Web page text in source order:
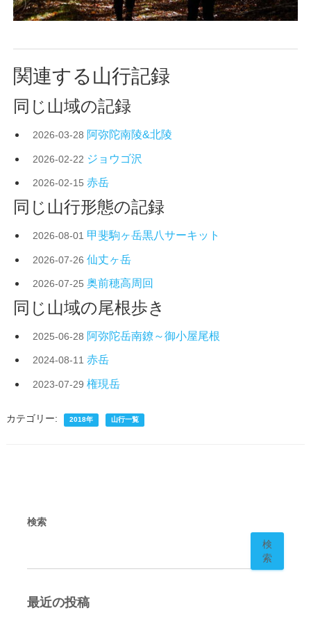
関連する山行記録
同じ山域の記録
2026-03-28 阿弥陀南陵&北陵
2026-02-22 ジョウゴ沢
2026-02-15 赤岳
同じ山行形態の記録
2026-08-01 甲斐駒ヶ岳黒八サーキット
2026-07-26 仙丈ヶ岳
2026-07-25 奥前穂高周回
同じ山域の尾根歩き
2025-06-28 阿弥陀岳南鐐～御小屋尾根
2024-08-11 赤岳
2023-07-29 権現岳
カテゴリー: 2018年 山行一覧
検索
検
索
最近の投稿